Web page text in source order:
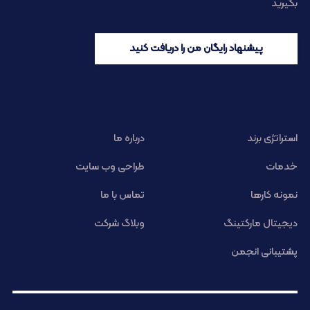
بگیرید
پیشنهاد رایگان من را دریافت کنید
استراتژی برند
درباره ما
خدمات
طراحی وب سایت
نمونه کارها
تماس با ما
دیجیتال مارکتینگ
وبلاگ شرکت
پشتیبانی انجمن